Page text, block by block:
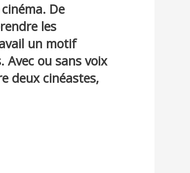
De
les
un motif
ou sans voix
deux cinéastes,